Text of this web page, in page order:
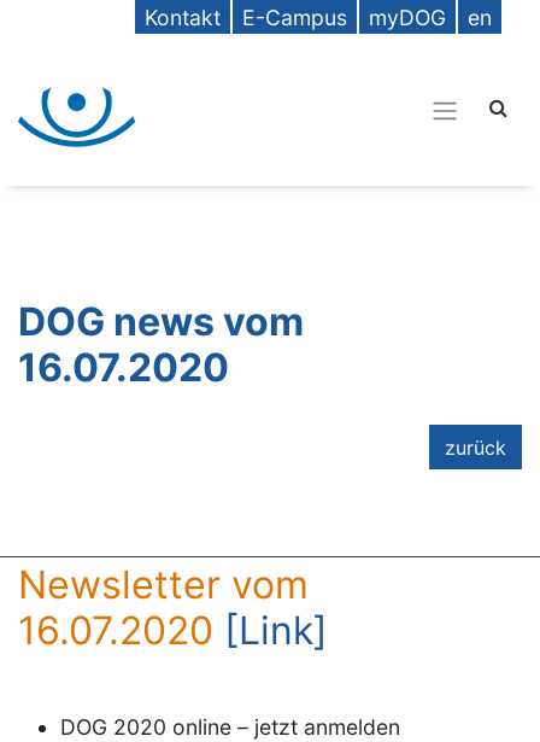
Kontakt E-Campus myDOG en
DOG news vom
16.07.2020
zurück
Newsletter vom
16.07.2020 [Link]
DOG 2020 online – jetzt anmelden